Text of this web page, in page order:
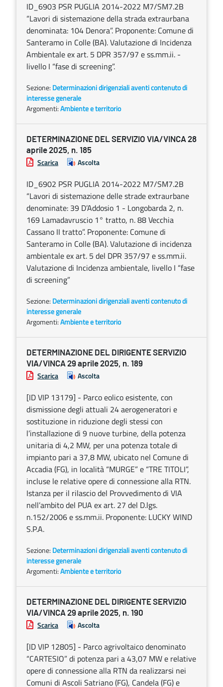
ID_6903 PSR PUGLIA 2014-2022 M7/SM7.2B
“Lavori di sistemazione della strada extraurbana
denominata: 104 Denora”. Proponente: Comune di
Santeramo in Colle (BA). Valutazione di Incidenza
Ambientale ex art. 5 DPR 357/97 e ss.mm.ii. -
livello I “fase di screening”.
Sezione: Determinazioni dirigenziali aventi contenuto di
interesse generale
Argomenti:Ambiente e territorio
DETERMINAZIONE DEL SERVIZIO VIA/VINCA 28
aprile 2025, n. 185
Scarica Ascolta
ID_6902 PSR PUGLIA 2014-2022 M7/SM7.2B
“Lavori di sistemazione delle strade extraurbane
denominate: 39 D’Addosio 1 - Longobarda 2, n.
169 Lamadavruscio 1° tratto, n. 88 Vecchia
Cassano II tratto”. Proponente: Comune di
Santeramo in Colle (BA). Valutazione di incidenza
ambientale ex art. 5 del DPR 357/97 e ss.mm.ii.
Valutazione di Incidenza ambientale, livello I “fase
di screening”
Sezione: Determinazioni dirigenziali aventi contenuto di
interesse generale
Argomenti:Ambiente e territorio
DETERMINAZIONE DEL DIRIGENTE SERVIZIO
VIA/VINCA 29 aprile 2025, n. 189
Scarica Ascolta
[ID VIP 13179] - Parco eolico esistente, con
dismissione degli attuali 24 aerogeneratori e
sostituzione in riduzione degli stessi con
l’installazione di 9 nuove turbine, della potenza
unitaria di 4,2 MW, per una potenza totale di
impianto pari a 37,8 MW, ubicato nel Comune di
Accadia (FG), in località “MURGE” e “TRE TITOLI”,
incluse le relative opere di connessione alla RTN.
Istanza per il rilascio del Provvedimento di VIA
nell’ambito del PUA ex art. 27 del D.lgs.
n.152/2006 e ss.mm.ii. Proponente: LUCKY WIND
S.P.A.
Sezione: Determinazioni dirigenziali aventi contenuto di
interesse generale
Argomenti:Ambiente e territorio
DETERMINAZIONE DEL DIRIGENTE SERVIZIO
VIA/VINCA 29 aprile 2025, n. 190
Scarica Ascolta
[ID VIP 12805] - Parco agrivoltaico denominato
“CARTESIO” di potenza pari a 43,07 MW e relative
opere di connessione alla RTN da realizzarsi nei
Comuni di Ascoli Satriano (FG), Candela (FG) e